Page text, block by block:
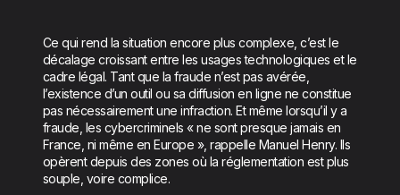
Ce qui rend la situation encore plus complexe, c’est le
décalage croissant entre les usages technologiques et le
cadre légal. Tant que la fraude n’est pas avérée,
l’existence d’un outil ou sa diffusion en ligne ne constitue
pas nécessairement une infraction. Et même lorsqu’il y a
fraude, les cybercriminels « ne sont presque jamais en
France, ni même en Europe », rappelle Manuel Henry. Ils
opèrent depuis des zones où la réglementation est plus
souple, voire complice.